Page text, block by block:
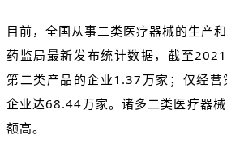
目前，全国从事二类医疗器械的生产
药监局最新发布统计数据，截至
第二类产品的企业1.37万家；仅经营
企业达68.44万家。诸多二类医疗器
额高。